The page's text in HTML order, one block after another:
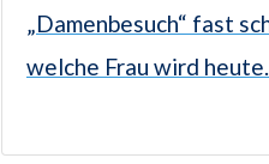
„Damenbesuch“ fast
welche Frau wird